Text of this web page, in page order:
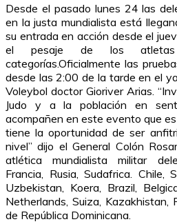
Desde el pasado lunes 24 las
en la justa mundialista está
su entrada en acción desde el
el pesaje de los
categorías.Oficialmente las
desde las 2:00 de la tarde en el
Voleybol doctor Gioriver Arias.
Judo y a la población en
acompañen en este evento que
tiene la oportunidad de ser
nivel” dijo el General Colón
atlética mundialista militar
Francia, Rusia, Sudafrica. Chile,
Uzbekistan, Koera, Brazil,
Netherlands, Suiza,
de República Dominicana.